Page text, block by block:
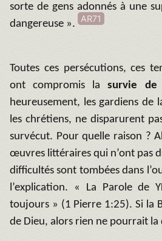
sorte de gens adonnés à une
dangereuse ».
AR71
Toutes ces persécutions, ces
ont compromis lasurvie
heureusement, les gardiens de
les chrétiens, ne disparurent
survécut. Pour quelle raison ?
œuvres littéraires qui n’ont pas
difficultés sont tombées dans
l’explication. « La Parole de
toujours » (1 Pierre 1:25). Si la
de Dieu, alors rien ne pourrait